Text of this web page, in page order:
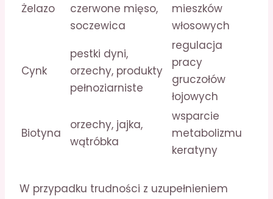
Żelazo
czerwone mięso,
soczewica
mieszków
włosowych
Cynk
pestki dyni,
orzechy, produkty
pełnoziarniste
regulacja
pracy
gruczołów
łojowych
Biotyna
orzechy, jajka,
wątróbka
wsparcie
metabolizmu
keratyny
W przypadku trudności z uzupełnieniem